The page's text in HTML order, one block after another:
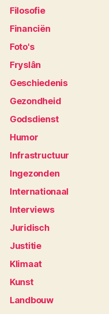
Filosofie
Financiën
Foto's
Fryslân
Geschiedenis
Gezondheid
Godsdienst
Humor
Infrastructuur
Ingezonden
Internationaal
Interviews
Juridisch
Justitie
Klimaat
Kunst
Landbouw